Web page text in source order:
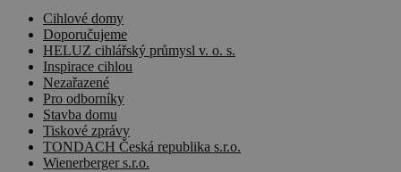
Cihlové domy
Doporučujeme
HELUZ cihlářský průmysl v. o. s.
Inspirace cihlou
Nezařazené
Pro odborníky
Stavba domu
Tiskové zprávy
TONDACH Česká republika s.r.o.
Wienerberger s.r.o.
CookieScriptConsent
CookieScript